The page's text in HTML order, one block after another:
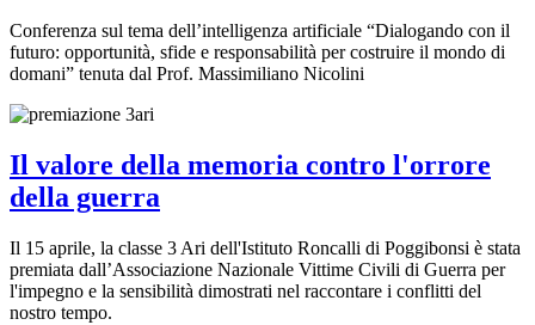
Conferenza sul tema dell’intelligenza artificiale “Dialogando con il
futuro: opportunità, sfide e responsabilità per costruire il mondo di
domani” tenuta dal Prof. Massimiliano Nicolini
Il valore della memoria contro l'orrore
della guerra
Il 15 aprile, la classe 3 Ari dell'Istituto Roncalli di Poggibonsi è stata
premiata dall’Associazione Nazionale Vittime Civili di Guerra per
l'impegno e la sensibilità dimostrati nel raccontare i conflitti del
nostro tempo.